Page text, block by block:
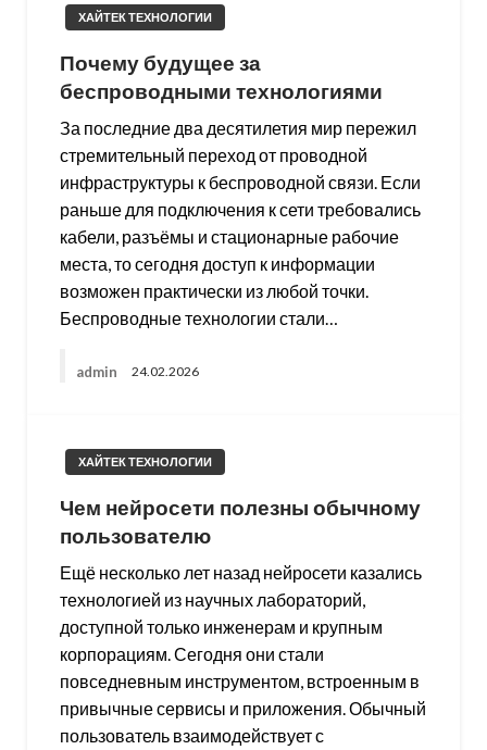
ХАЙТЕК ТЕХНОЛОГИИ
Почему будущее за
беспроводными технологиями
За последние два десятилетия мир пережил
стремительный переход от проводной
инфраструктуры к беспроводной связи. Если
раньше для подключения к сети требовались
кабели, разъёмы и стационарные рабочие
места, то сегодня доступ к информации
возможен практически из любой точки.
Беспроводные технологии стали…
admin 24.02.2026
ХАЙТЕК ТЕХНОЛОГИИ
Чем нейросети полезны обычному
пользователю
Ещё несколько лет назад нейросети казались
технологией из научных лабораторий,
доступной только инженерам и крупным
корпорациям. Сегодня они стали
повседневным инструментом, встроенным в
привычные сервисы и приложения. Обычный
пользователь взаимодействует с